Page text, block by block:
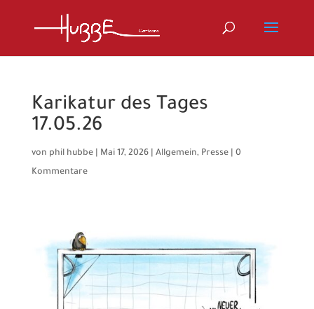
Karikatur des Tages
17.05.26
von phil hubbe| Mai 17, 2026| Allgemein, Presse| 0
Kommentare